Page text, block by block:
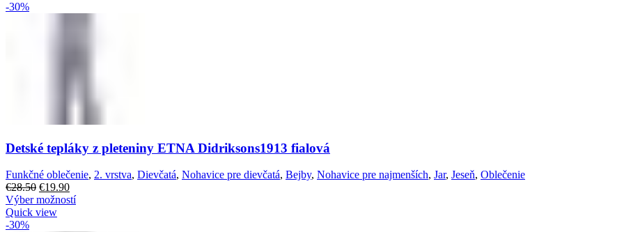
-30%
Detské tepláky z pleteniny ETNA Didriksons1913 fialová
Funkčné oblečenie, 2. vrstva, Dievčatá, Nohavice pre dievčatá, Bejby, Nohavice pre najmenších, Jar, Jeseň, Oblečenie
€28.50 €19.90
Výber možností
Quick view
-30%